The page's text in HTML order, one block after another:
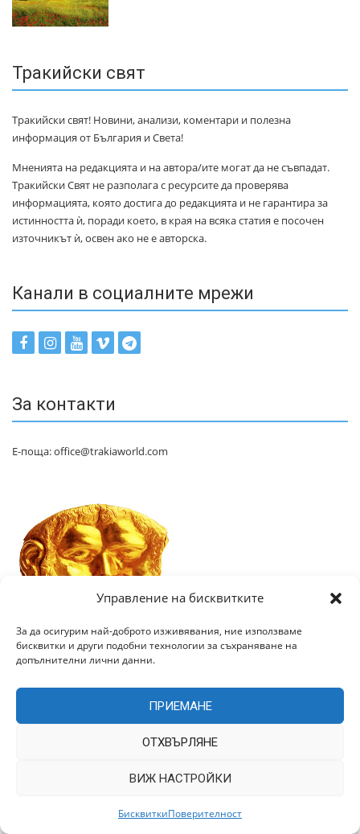
Управление на бисквитките
За да осигурим най-доброто изживявания, ние използваме
бисквитки и други подобни технологии за съхраняване на
допълнителни лични данни.
ПРИЕМАНЕ
ОТХВЪРЛЯНЕ
ВИЖ НАСТРОЙКИ
БисквиткиПоверителност
Тракийски свят
Тракийски свят! Новини, анализи, коментари и полезна
информация от България и Света!
Мненията на редакцията и на автора/ите могат да не съвпадат.
Тракийски Свят не разполага с ресурсите да проверява
информацията, която достига до редакцията и не гарантира за
истинността ѝ, поради което, в края на всяка статия е посочен
източникът ѝ, освен ако не е авторска.
Канали в социалните мрежи
За контакти
Е-поща: office@trakiaworld.com
Категории